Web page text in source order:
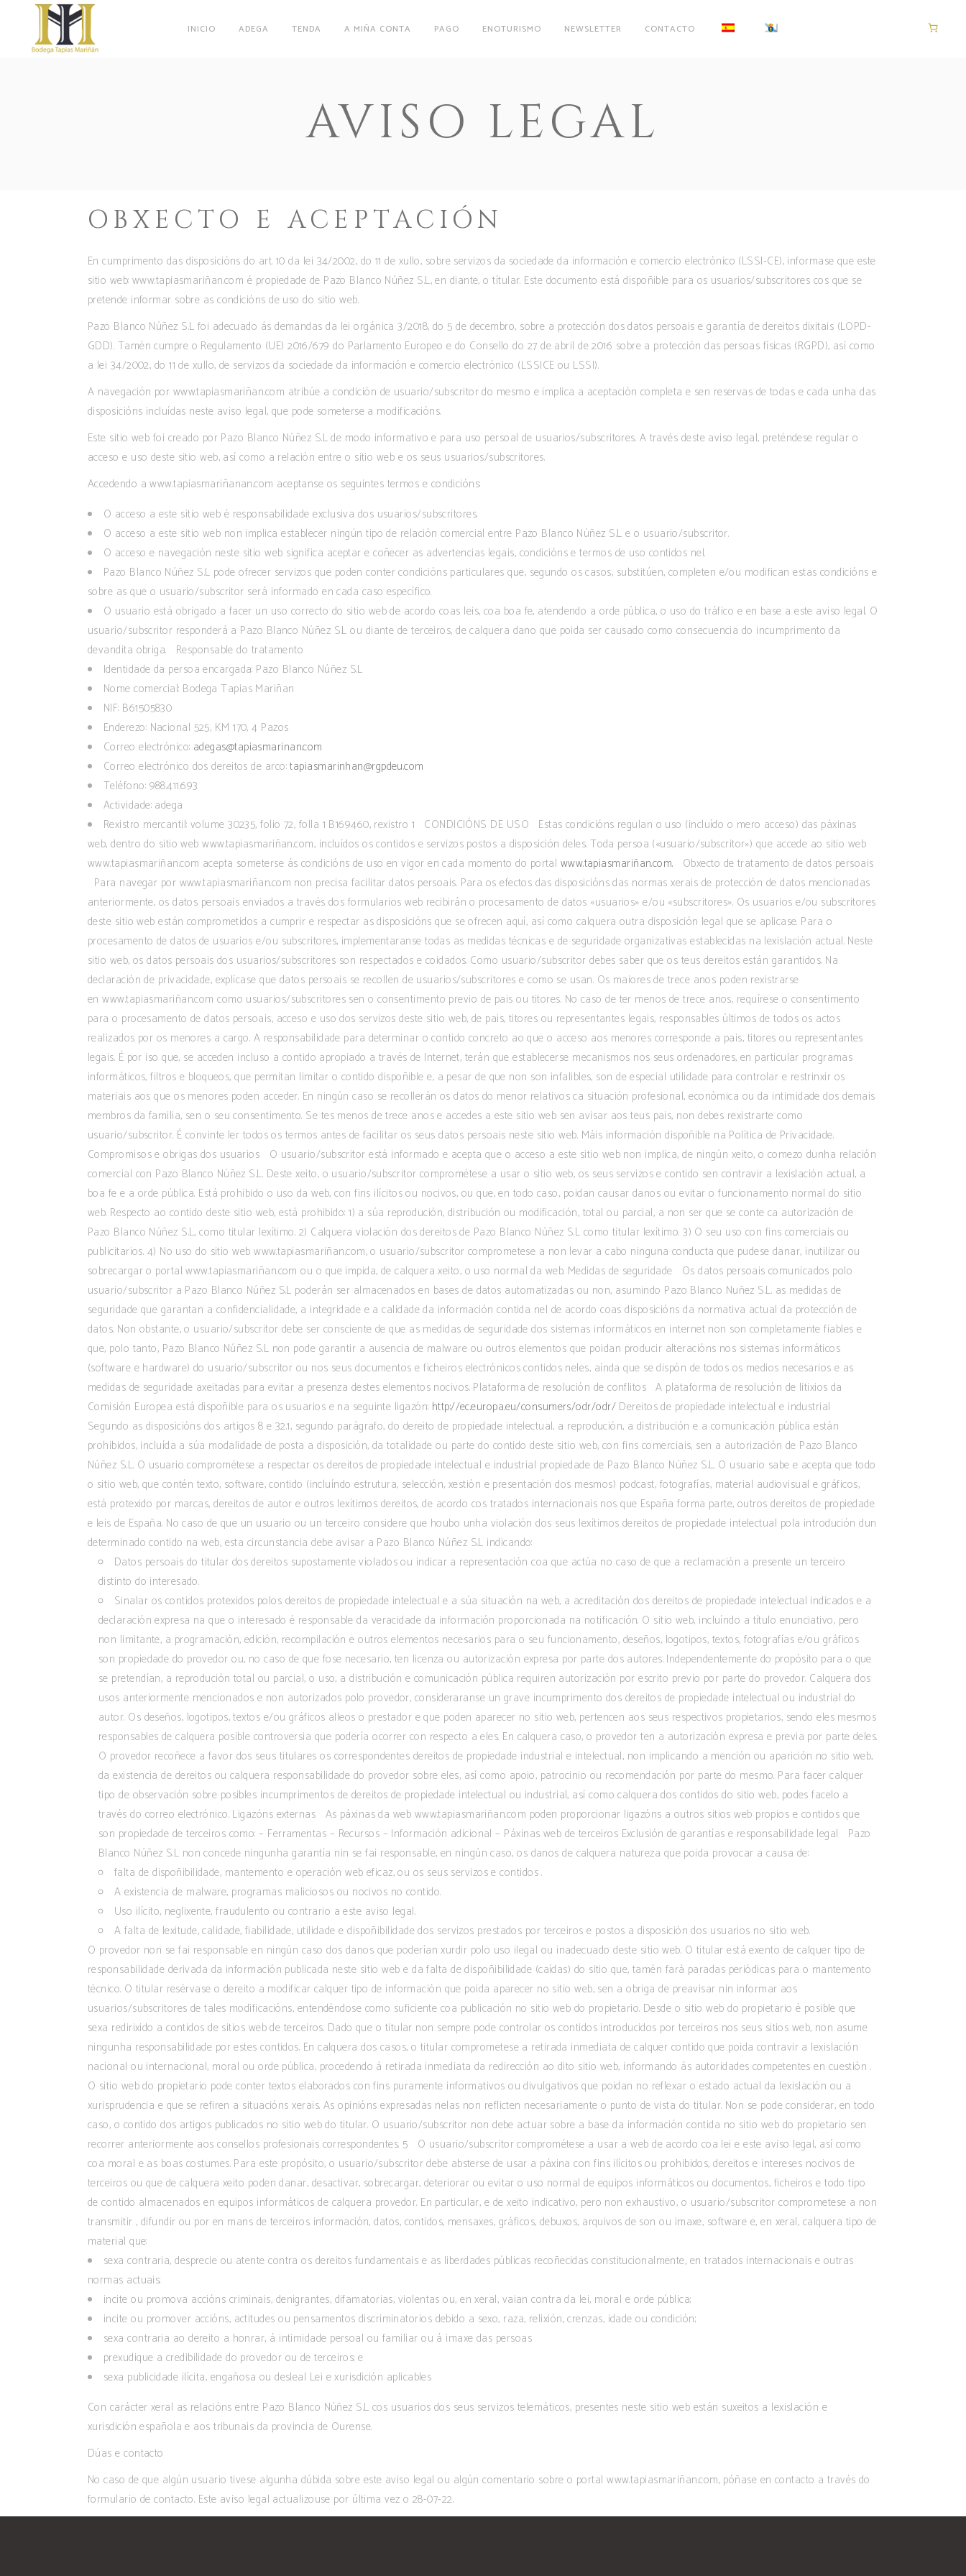
INICIO ADEGA TENDA A MIÑA CONTA PAGO ENOTURISMO NEWSLETTER CONTACTO
AVISO LEGAL
OBXECTO E ACEPTACIÓN
En cumprimento das disposicións do art. 10 da lei 34/2002, do 11 de xullo, sobre servizos da sociedade da información e comercio electrónico (LSSI-CE), informase que este
sitio web: www.tapiasmariñan.com é propiedade de Pazo Blanco Núñez S.L, en diante, o títular. Este documento está dispoñible para os usuarios/subscritores cos que se
pretende informar sobre as condicións de uso do sitio web.
Pazo Blanco Núñez S.L foi adecuado ás demandas da lei orgánica 3/2018, do 5 de decembro, sobre a protección dos datos persoais e garantía de dereitos dixitais (LOPD-
GDD). Tamén cumpre o Regulamento (UE) 2016/679 do Parlamento Europeo e do Consello do 27 de abril de 2016 sobre a protección das persoas físicas (RGPD), así como
a lei 34/2002, do 11 de xullo, de servizos da sociedade da información e comercio electrónico (LSSICE ou LSSI).
A navegación por www.tapiasmariñan.com atribúe a condición de usuario/subscritor do mesmo e implica a aceptación completa e sen reservas de todas e cada unha das
disposicións incluídas neste aviso legal, que pode someterse a modificacións.
Este sitio web foi creado por Pazo Blanco Núñez S.L de modo informativo e para uso persoal de usuarios/subscritores. A través deste aviso legal, preténdese regular o
acceso e uso deste sitio web, así como a relación entre o sitio web e os seus usuarios/subscritores.
Accedendo a www.tapiasmariñanan.com aceptanse os seguintes termos e condicións:
O acceso a este sitio web é responsabilidade exclusiva dos usuarios/subscritores.
O acceso a este sitio web non implica establecer ningún tipo de relación comercial entre Pazo Blanco Núñez S.L e o usuario/subscritor.
O acceso e navegación neste sitio web significa aceptar e coñecer as advertencias legais, condicións e termos de uso contidos nel.
Pazo Blanco Núñez S.L pode ofrecer servizos que poden conter condicións particulares que, segundo os casos, substitúen, completen e/ou modifican estas condicións e
sobre as que o usuario/subscritor será informado en cada caso específico.
O usuario está obrigado a facer un uso correcto do sitio web de acordo coas leis, coa boa fe, atendendo a orde pública, o uso do tráfico e en base a este aviso legal. O
usuario/subscritor responderá a Pazo Blanco Núñez S.L ou diante de terceiros, de calquera dano que poida ser causado como consecuencia do incumprimento da
devandita obriga. Responsable do tratamento
Identidade da persoa encargada: Pazo Blanco Núñez S.L
Nome comercial: Bodega Tapias Mariñan
NIF: B61505830
Enderezo: Nacional 525, KM 170, 4 Pazos
Correo electrónico: adegas@tapiasmarinan.com
Correo electrónico dos dereitos de arco:tapiasmarinhan@rgpdeu.com
Teléfono: 988.411.693
Actividade: adega
Rexistro mercantil: volume 30235, folio 72, folla 1 B169460, rexistro 1 CONDICIÓNS DE USO Estas condicións regulan o uso (incluído o mero acceso) das páxinas
web, dentro do sitio web www.tapiasmariñan.com, incluídos os contidos e servizos postos a disposición deles. Toda persoa («usuario/subscritor») que accede ao sitio web
www.tapiasmariñan.com acepta someterse ás condicións de uso en vigor en cada momento do portal www.tapiasmariñan.com. Obxecto de tratamento de datos persoais
Para navegar por www.tapiasmariñan.com non precisa facilitar datos persoais. Para os efectos das disposicións das normas xerais de protección de datos mencionadas
anteriormente, os datos persoais enviados a través dos formularios web recibirán o procesamento de datos «usuarios» e/ou «subscritores». Os usuarios e/ou subscritores
deste sitio web están comprometidos a cumprir e respectar as disposicións que se ofrecen aquí, así como calquera outra disposición legal que se aplicase. Para o
procesamento de datos de usuarios e/ou subscritores, implementaranse todas as medidas técnicas e de seguridade organizativas establecidas na lexislación actual. Neste
sitio web, os datos persoais dos usuarios/subscritores son respectados e coidados. Como usuario/subscritor debes saber que os teus dereitos están garantidos. Na
declaración de privacidade, explícase que datos persoais se recollen de usuarios/subscritores e como se usan. Os maiores de trece anos poden rexistrarse
en www.tapiasmariñan.com como usuarios/subscritores sen o consentimento previo de pais ou titores. No caso de ter menos de trece anos, requírese o consentimento
para o procesamento de datos persoais, acceso e uso dos servizos deste sitio web, de pais, titores ou representantes legais, responsables últimos de todos os actos
realizados por os menores a cargo. A responsabilidade para determinar o contido concreto ao que o acceso aos menores corresponde a pais, titores ou representantes
legais. É por iso que, se acceden incluso a contido apropiado a través de Internet, terán que establecerse mecanismos nos seus ordenadores, en particular programas
informáticos, filtros e bloqueos, que permitan limitar o contido dispoñible e, a pesar de que non son infalibles, son de especial utilidade para controlar e restrinxir os
materiais aos que os menores poden acceder. En ningún caso se recollerán os datos do menor relativos ca situación profesional, económica ou da intimidade dos demais
membros da familia, sen o seu consentimento. Se tes menos de trece anos e accedes a este sitio web sen avisar aos teus pais, non debes rexistrarte como
usuario/subscritor. É convinte ler todos os termos antes de facilitar os seus datos persoais neste sitio web. Máis información dispoñible na Política de Privacidade.
Compromisos e obrigas dos usuarios O usuario/subscritor está informado e acepta que o acceso a este sitio web non implica, de ningún xeito, o comezo dunha relación
comercial con Pazo Blanco Núñez S.L. Deste xeito, o usuario/subscritor comprométese a usar o sitio web, os seus servizos e contido sen contravir a lexislación actual, a
boa fe e a orde pública. Está prohibido o uso da web, con fins ilícitos ou nocivos, ou que, en todo caso, poidan causar danos ou evitar o funcionamento normal do sitio
web. Respecto ao contido deste sitio web, está prohibido: 1) a súa reprodución, distribución ou modificación, total ou parcial, a non ser que se conte ca autorización de
Pazo Blanco Núñez S.L, como titular lexítimo. 2) Calquera violación dos dereitos de Pazo Blanco Núñez S.L como titular lexítimo. 3) O seu uso con fins comerciais ou
publicitarios. 4) No uso do sitio web www.tapiasmariñan.com, o usuario/subscritor comprometese a non levar a cabo ninguna conducta que pudese danar, inutilizar ou
sobrecargar o portal www.tapiasmariñan.com ou o que impida, de calquera xeito, o uso normal da web. Medidas de seguridade Os datos persoais comunicados polo
usuario/subscritor a Pazo Blanco Núñez S.L poderán ser almacenados en bases de datos automatizadas ou non, asumindo Pazo Blanco Nuñez S.L. as medidas de
seguridade que garantan a confidencialidade, a integridade e a calidade da información contida nel de acordo coas disposicións da normativa actual da protección de
datos. Non obstante, o usuario/subscritor debe ser consciente de que as medidas de seguridade dos sistemas informáticos en internet non son completamente fiables e
que, polo tanto, Pazo Blanco Núñez S.L non pode garantir a ausencia de malware ou outros elementos que poidan producir alteracións nos sistemas informáticos
(software e hardware) do usuario/subscritor ou nos seus documentos e ficheiros electrónicos contidos neles, aínda que se dispón de todos os medios necesarios e as
medidas de seguridade axeitadas para evitar a presenza destes elementos nocivos. Plataforma de resolución de conflitos A plataforma de resolución de litixios da
Comisión Europea está dispoñible para os usuarios e na seguinte ligazón: http://ec.europa.eu/consumers/odr/odr/Dereitos de propiedade intelectual e industrial
Segundo as disposicións dos artigos 8 e 32.1, segundo parágrafo, do dereito de propiedade intelectual, a reprodución, a distribución e a comunicación pública están
prohibidos, incluída a súa modalidade de posta a disposición, da totalidade ou parte do contido deste sitio web, con fins comerciais, sen a autorización de Pazo Blanco
Núñez S.L. O usuario comprométese a respectar os dereitos de propiedade intelectual e industrial propiedade de Pazo Blanco Núñez S.L. O usuario sabe e acepta que todo
o sitio web, que contén texto, software, contido (incluíndo estrutura, selección, xestión e presentación dos mesmos) podcast, fotografías, material audiovisual e gráficos,
está protexido por marcas, dereitos de autor e outros lexítimos dereitos, de acordo cos tratados internacionais nos que España forma parte, outros dereitos de propiedade
e leis de España. No caso de que un usuario ou un terceiro considere que houbo unha violación dos seus lexítimos dereitos de propiedade intelectual pola introdución dun
determinado contido na web, esta circunstancia debe avisar a Pazo Blanco Núñez S.L indicando:
Datos persoais do titular dos dereitos supostamente violados ou indicar a representación coa que actúa no caso de que a reclamación a presente un terceiro
distinto do interesado.
Sinalar os contidos protexidos polos dereitos de propiedade intelectual e a súa situación na web, a acreditación dos dereitos de propiedade intelectual indicados e a
declaración expresa na que o interesado é responsable da veracidade da información proporcionada na notificación. O sitio web, incluíndo a título enunciativo, pero
non limitante, a programación, edición, recompilación e outros elementos necesarios para o seu funcionamento, deseños, logotipos, textos, fotografías e/ou gráficos
son propiedade do provedor ou, no caso de que fose necesario, ten licenza ou autorización expresa por parte dos autores. Independentemente do propósito para o que
se pretendían, a reprodución total ou parcial, o uso, a distribución e comunicación pública requiren autorización por escrito previo por parte do provedor. Calquera dos
usos anteriormente mencionados e non autorizados polo provedor, consideraranse un grave incumprimento dos dereitos de propiedade intelectual ou industrial do
autor. Os deseños, logotipos, textos e/ou gráficos alleos o prestador e que poden aparecer no sitio web, pertencen aos seus respectivos propietarios, sendo eles mesmos
responsables de calquera posible controversia que podería ocorrer con respecto a eles. En calquera caso, o provedor ten a autorización expresa e previa por parte deles.
O provedor recoñece a favor dos seus titulares os correspondentes dereitos de propiedade industrial e intelectual, non implicando a mención ou aparición no sitio web,
da existencia de dereitos ou calquera responsabilidade do provedor sobre eles, así como apoio, patrocinio ou recomendación por parte do mesmo. Para facer calquer
tipo de observación sobre posibles incumprimentos de dereitos de propiedade intelectual ou industrial, así como calquera dos contidos do sitio web, podes facelo a
través do correo electrónico. Ligazóns externas As páxinas da web www.tapiasmariñan.com poden proporcionar ligazóns a outros sitios web propios e contidos que
son propiedade de terceiros como: – Ferramentas – Recursos – Información adicional – Páxinas web de terceiros Exclusión de garantías e responsabilidade legal Pazo
Blanco Núñez S.L non concede ningunha garantía nin se fai responsable, en ningún caso, os danos de calquera natureza que poida provocar a causa de:
falta de dispoñibilidade, mantemento e operación web eficaz, ou os seus servizos e contidos .
A existencia de malware, programas maliciosos ou nocivos no contido.
Uso ilícito, neglixente, fraudulento ou contrario a este aviso legal.
A falta de lexitude, calidade, fiabilidade, utilidade e dispoñibilidade dos servizos prestados por terceiros e postos a disposición dos usuarios no sitio web.
O provedor non se fai responsable en ningún caso dos danos que poderían xurdir polo uso ilegal ou inadecuado deste sitio web. O titular está exento de calquer tipo de
responsabilidade derivada da información publicada neste sitio web e da falta de dispoñibilidade (caídas) do sitio que, tamén fará paradas periódicas para o mantemento
técnico. O titular resérvase o dereito a modificar calquer tipo de información que poida aparecer no sitio web, sen a obriga de preavisar nin informar aos
usuarios/subscritores de tales modificacións, entendéndose como suficiente coa publicación no sitio web do propietario. Desde o sitio web do propietario é posible que
sexa redirixido a contidos de sitios web de terceiros. Dado que o titular non sempre pode controlar os contidos introducidos por terceiros nos seus sitios web, non asume
ningunha responsabilidade por estes contidos. En calquera dos casos, o titular comprometese a retirada inmediata de calquer contido que poida contravir a lexislación
nacional ou internacional, moral ou orde pública, procedendo á retirada inmediata da redirección ao dito sitio web, informando ás autoridades competentes en cuestión .
O sitio web do propietario pode conter textos elaborados con fins puramente informativos ou divulgativos que poidan no reflexar o estado actual da lexislación ou a
xurisprudencia e que se refiren a situacións xerais. As opinións expresadas nelas non reflicten necesariamente o punto de vista do titular. Non se pode considerar, en todo
caso, o contido dos artigos publicados no sitio web do titular. O usuario/subscritor non debe actuar sobre a base da información contida no sitio web do propietario sen
recorrer anteriormente aos consellos profesionais correspondentes. 5 O usuario/subscritor comprométese a usar a web de acordo coa lei e este aviso legal, así como
coa moral e as boas costumes. Para este propósito, o usuario/subscritor debe absterse de usar a páxina con fins ilícitos ou prohibidos, dereitos e intereses nocivos de
terceiros ou que de calquera xeito poden danar, desactivar, sobrecargar, deteriorar ou evitar o uso normal de equipos informáticos ou documentos, ficheiros e todo tipo
de contido almacenados en equipos informáticos de calquera provedor. En particular, e de xeito indicativo, pero non exhaustivo, o usuario/subscritor comprometese a non
transmitir , difundir ou por en mans de terceiros información, datos, contidos, mensaxes, gráficos, debuxos, arquivos de son ou imaxe, software e, en xeral, calquera tipo de
material que:
sexa contraria, desprecie ou atente contra os dereitos fundamentais e as liberdades públicas recoñecidas constitucionalmente, en tratados internacionais e outras
normas actuais;
incite ou promova accións criminais, denigrantes, difamatorias, violentas ou, en xeral, vaian contra da lei, moral e orde pública;
incite ou promover accións, actitudes ou pensamentos discriminatorios debido a sexo, raza, relixión, crenzas, idade ou condición;
sexa contraria ao dereito a honrar, á intimidade persoal ou familiar ou á imaxe das persoas
prexudique a credibilidade do provedor ou de terceiros; e
sexa publicidade ilícita, engañosa ou desleal Lei e xurisdición aplicables
Con carácter xeral as relacións entre Pazo Blanco Núñez S.L cos usuarios dos seus servizos telemáticos, presentes neste sitio web están suxeitos a lexislación e
xurisdición española e aos tribunais da provincia de Ourense.
Dúas e contacto
No caso de que algún usuario tivese algunha dúbida sobre este aviso legal ou algún comentario sobre o portal www.tapiasmariñan.com, póñase en contacto a través do
formulario de contacto. Este aviso legal actualizouse por última vez o 28-07-22.